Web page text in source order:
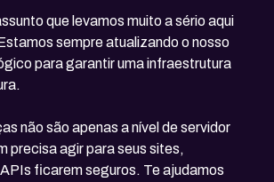
que levamos muito a sério aqui
sempre atualizando o nosso
para garantir uma infraestrutura
não são apenas a nível de servidor
precisa agir para seus sites,
ficarem seguros. Te ajudamos